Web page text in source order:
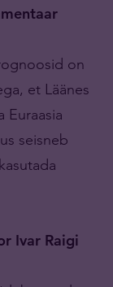
on
et Läänes
Euraasia
seisneb
Ivar Raigi